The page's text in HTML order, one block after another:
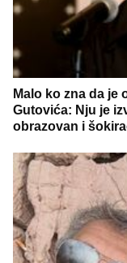
Malo ko zna da je
Gutovića: Nju je
obrazovan i